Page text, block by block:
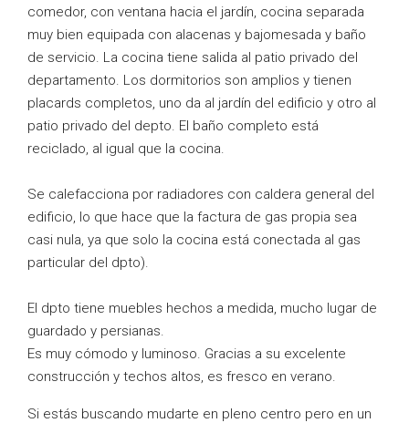
comedor, con ventana hacia el jardín, cocina separada
muy bien equipada con alacenas y bajomesada y baño
de servicio. La cocina tiene salida al patio privado del
departamento. Los dormitorios son amplios y tienen
placards completos, uno da al jardín del edificio y otro al
patio privado del depto. El baño completo está
reciclado, al igual que la cocina.
Se calefacciona por radiadores con caldera general del
edificio, lo que hace que la factura de gas propia sea
casi nula, ya que solo la cocina está conectada al gas
particular del dpto).
El dpto tiene muebles hechos a medida, mucho lugar de
guardado y persianas.
Es muy cómodo y luminoso. Gracias a su excelente
construcción y techos altos, es fresco en verano.
Si estás buscando mudarte en pleno centro pero en un